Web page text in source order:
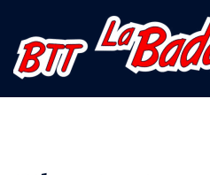
contenido